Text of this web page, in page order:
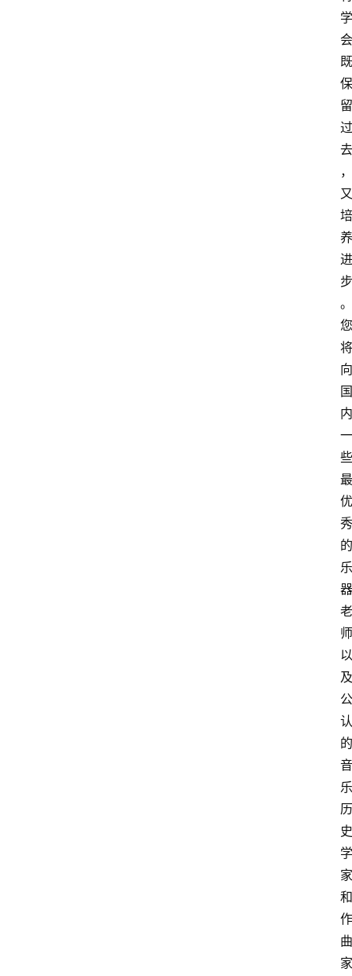
学
会
既
保
留
过
去
，
又
培
养
进
步
。
您
将
向
国
内
一
些
最
优
秀
的
乐
器
老
师
以
及
公
认
的
音
乐
历
史
学
家
和
作
曲
家